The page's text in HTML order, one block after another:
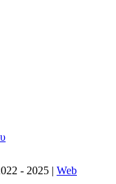
- 2025 | Web